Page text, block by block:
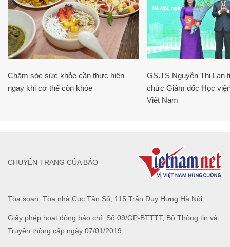
Chăm sóc sức khỏe cần thực hiện
ngay khi cơ thể còn khỏe
GS.TS Nguyễn Thị Lan
chức Giám đốc Học
Việt Nam
Tòa soạn: Tòa nhà Cục Tần Số, 115 Trần Duy Hưng Hà Nội
Giấy phép hoạt động báo chí: Số 09/GP-BTTTT, Bộ Thông tin và
Truyền thông cấp ngày 07/01/2019.
CHUYÊN TRANG CỦA BÁO